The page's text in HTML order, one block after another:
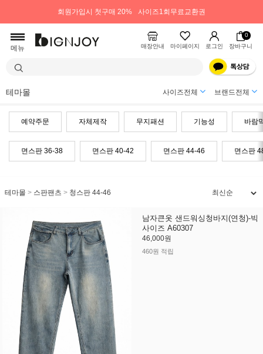
회원가입시 첫구매 20% 사이즈1회무료교환권
메뉴 매장안내 마이페이지 로그인
0
장바구니
테마몰 사이즈전체 브랜드전체
예약주문 자체제작 무지패션 기능성 바람
면스판 36-38 면스판 40-42 면스판 44-46 면스판
테마몰 > 스판팬츠 > 청스판 44-46
남자큰옷 샌드워싱청바지(연청)-빅
사이즈 A60307
46,000원
460원 적립